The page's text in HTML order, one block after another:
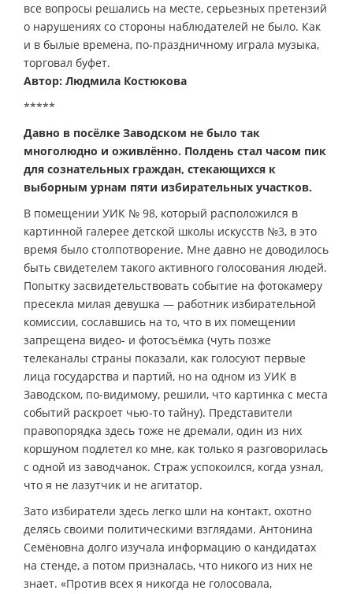
все вопросы решались на месте, серьезных претензий
о нарушениях со стороны наблюдателей не было. Как
и в былые времена, по-праздничному играла музыка,
торговал буфет.
Автор: Людмила Костюкова
*****
Давно в посёлке Заводском не было так
многолюдно и оживлённо. Полдень стал часом пик
для сознательных граждан, стекающихся к
выборным урнам пяти избирательных участков.
В помещении УИК № 98, который расположился в
картинной галерее детской школы искусств №3, в это
время было столпотворение. Мне давно не доводилось
быть свидетелем такого активного голосования людей.
Попытку засвидетельствовать событие на фотокамеру
пресекла милая девушка — работник избирательной
комиссии, сославшись на то, что в их помещении
запрещена видео- и фотосъёмка (чуть позже
телеканалы страны показали, как голосуют первые
лица государства и партий, но на одном из УИК в
Заводском, по-видимому, решили, что картинка с места
событий раскроет чью-то тайну). Представители
правопорядка здесь тоже не дремали, один из них
коршуном подлетел ко мне, как только я разговорилась
с одной из заводчанок. Страж успокоился, когда узнал,
что я не лазутчик и не агитатор.
Зато избиратели здесь легко шли на контакт, охотно
делясь своими политическими взглядами. Антонина
Семёновна долго изучала информацию о кандидатах
на стенде, а потом призналась, что никого из них не
знает. «Против всех я никогда не голосовала,